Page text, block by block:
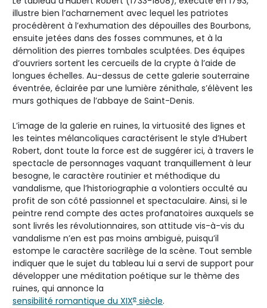
illustre bien l’acharnement avec lequel les patriotes
procédèrent à l’exhumation des dépouilles des Bourbons,
ensuite jetées dans des fosses communes, et à la
démolition des pierres tombales sculptées. Des équipes
d’ouvriers sortent les cercueils de la crypte à l’aide de
longues échelles. Au-dessus de cette galerie souterraine
éventrée, éclairée par une lumière zénithale, s’élèvent les
murs gothiques de l’abbaye de Saint-Denis.
L’image de la galerie en ruines, la virtuosité des lignes et
les teintes mélancoliques caractérisent le style d’Hubert
Robert, dont toute la force est de suggérer ici, à travers le
spectacle de personnages vaquant tranquillement à leur
besogne, le caractère routinier et méthodique du
vandalisme, que l’historiographie a volontiers occulté au
profit de son côté passionnel et spectaculaire. Ainsi, si le
peintre rend compte des actes profanatoires auxquels se
sont livrés les révolutionnaires, son attitude vis-à-vis du
vandalisme n’en est pas moins ambiguë, puisqu’il
estompe le caractère sacrilège de la scène. Tout semble
indiquer que le sujet du tableau lui a servi de support pour
développer une méditation poétique sur le thème des
ruines, qui annonce la
sensibilité romantique du XIXe siècle.